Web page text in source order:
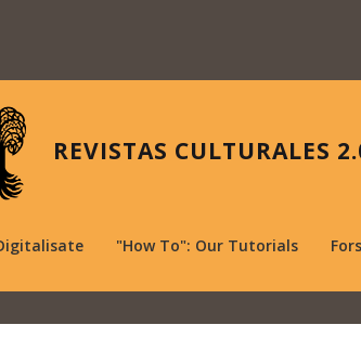
REVISTAS CULTURALES
"How To": Our Tutorials